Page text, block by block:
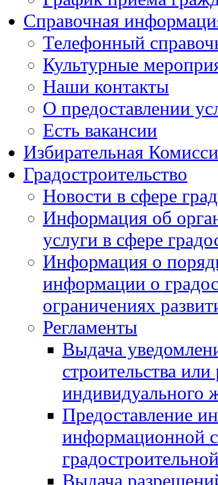
Справочная
Телефонный
Культурные
Наши контакты
О предоставлении
Есть вакансии
Избирательная
Градостроительство
Новости в сфере
Информация об
услуги в сфере
Информация о
информации о
ограничениях
Регламенты
Выдача
строительства
индивидуального
Предоставление
информационной
Выдача